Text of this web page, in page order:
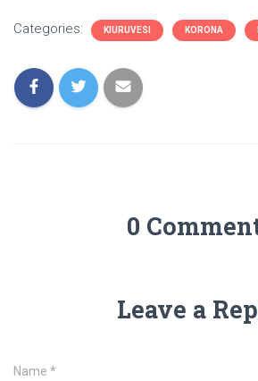
Categories: KIURUVESI KORONA
0
Leave a
Name *